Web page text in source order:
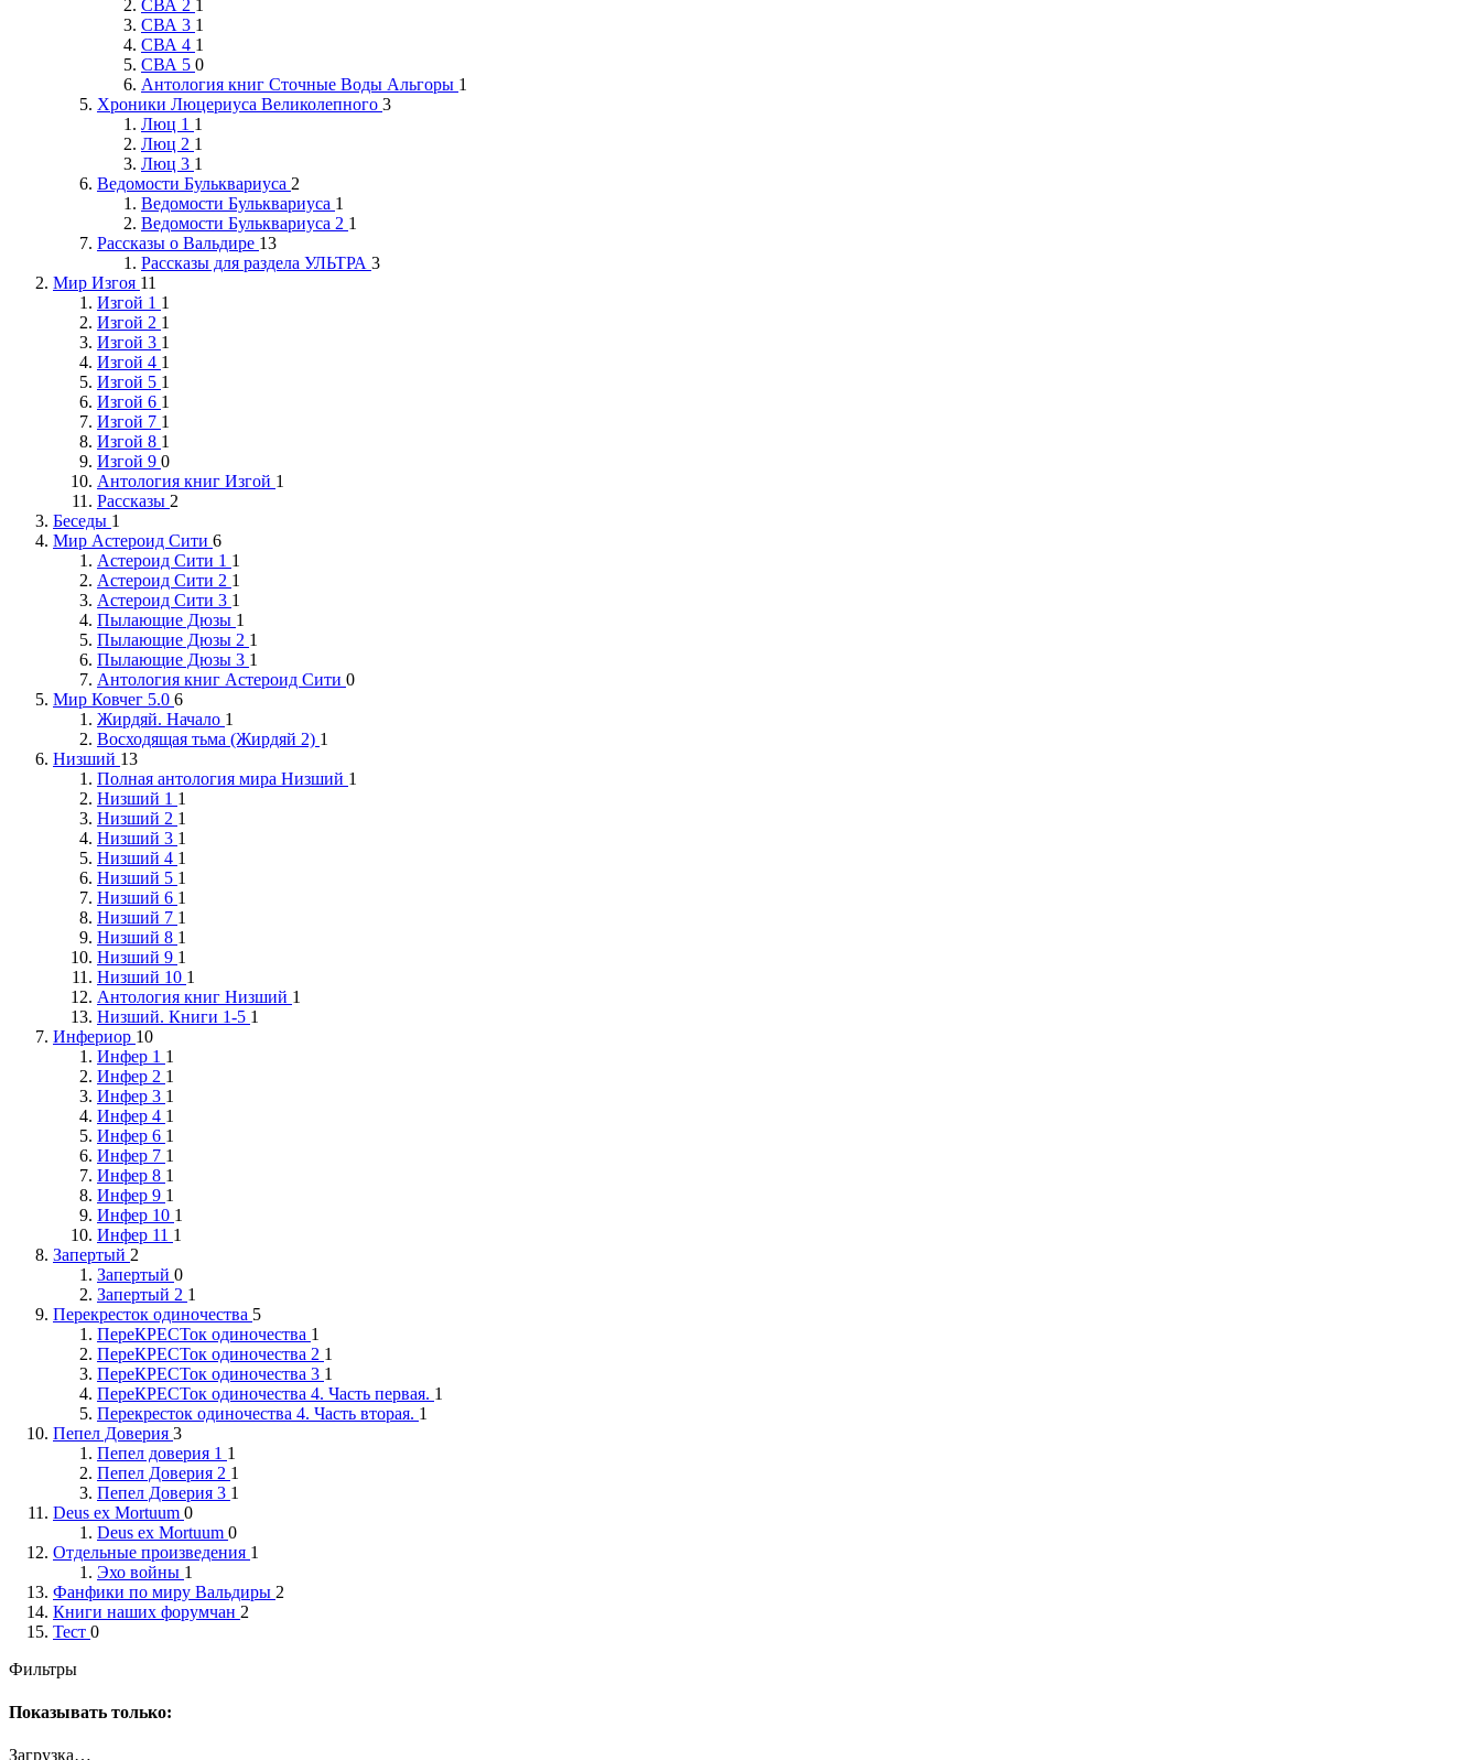
СВА 2 1
СВА 3 1
СВА 4 1
СВА 5 0
Антология книг Сточные Воды Альгоры 1
Хроники Люцериуса Великолепного 3
Люц 1 1
Люц 2 1
Люц 3 1
Ведомости Бульквариуса 2
Ведомости Бульквариуса 1
Ведомости Бульквариуса 2 1
Рассказы о Вальдире 13
Рассказы для раздела УЛЬТРА 3
Мир Изгоя 11
Изгой 1 1
Изгой 2 1
Изгой 3 1
Изгой 4 1
Изгой 5 1
Изгой 6 1
Изгой 7 1
Изгой 8 1
Изгой 9 0
Антология книг Изгой 1
Рассказы 2
Беседы 1
Мир Астероид Сити 6
Астероид Сити 1 1
Астероид Сити 2 1
Астероид Сити 3 1
Пылающие Дюзы 1
Пылающие Дюзы 2 1
Пылающие Дюзы 3 1
Антология книг Астероид Сити 0
Мир Ковчег 5.0 6
Жирдяй. Начало 1
Восходящая тьма (Жирдяй 2) 1
Низший 13
Полная антология мира Низший 1
Низший 1 1
Низший 2 1
Низший 3 1
Низший 4 1
Низший 5 1
Низший 6 1
Низший 7 1
Низший 8 1
Низший 9 1
Низший 10 1
Антология книг Низший 1
Низший. Книги 1-5 1
Инфериор 10
Инфер 1 1
Инфер 2 1
Инфер 3 1
Инфер 4 1
Инфер 6 1
Инфер 7 1
Инфер 8 1
Инфер 9 1
Инфер 10 1
Инфер 11 1
Запертый 2
Запертый 0
Запертый 2 1
Перекресток одиночества 5
ПереКРЕСТок одиночества 1
ПереКРЕСТок одиночества 2 1
ПереКРЕСТок одиночества 3 1
ПереКРЕСТок одиночества 4. Часть первая. 1
Перекресток одиночества 4. Часть вторая. 1
Пепел Доверия 3
Пепел доверия 1 1
Пепел Доверия 2 1
Пепел Доверия 3 1
Deus ex Mortuum 0
Deus ex Mortuum 0
Отдельные произведения 1
Эхо войны 1
Фанфики по миру Вальдиры 2
Книги наших форумчан 2
Тест 0
Фильтры
Показывать только:
Загрузка…